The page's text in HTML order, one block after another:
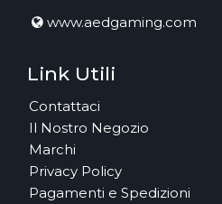
www.aedgaming.com
Link Utili
Contattaci
Il Nostro Negozio
Marchi
Privacy Policy
Pagamenti e Spedizioni